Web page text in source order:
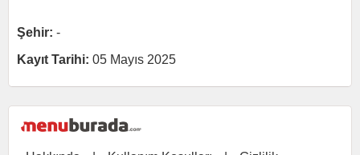
Şehir: -
Kayıt Tarihi: 05 Mayıs 2025